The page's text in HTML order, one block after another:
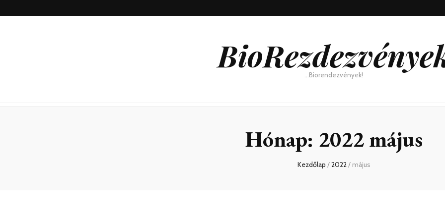
…Biorendezvények!
Hónap: 2022 május
Kezdőlap /2022/ május